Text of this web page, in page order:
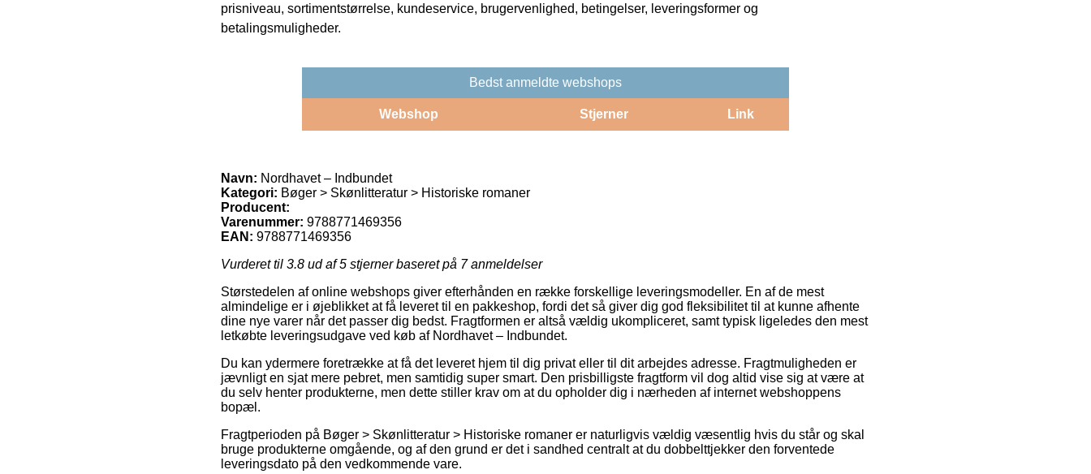
prisniveau, sortimentstørrelse, kundeservice, brugervenlighed, betingelser, leveringsformer og
betalingsmuligheder.
Bedst anmeldte webshops
Webshop Stjerner Link
Navn: Nordhavet – Indbundet
Kategori: Bøger > Skønlitteratur > Historiske romaner
Producent:
Varenummer: 9788771469356
EAN: 9788771469356
Vurderet til 3.8 ud af 5 stjerner baseret på 7anmeldelser
Størstedelen af online webshops giver efterhånden en række forskellige leveringsmodeller. En af de mest
almindelige er i øjeblikket at få leveret til en pakkeshop, fordi det så giver dig god fleksibilitet til at kunne afhente
dine nye varer når det passer dig bedst. Fragtformen er altså vældig ukompliceret, samt typisk ligeledes den mest
letkøbte leveringsudgave ved køb af Nordhavet – Indbundet.
Du kan ydermere foretrække at få det leveret hjem til dig privat eller til dit arbejdes adresse. Fragtmuligheden er
jævnligt en sjat mere pebret, men samtidig super smart. Den prisbilligste fragtform vil dog altid vise sig at være at
du selv henter produkterne, men dette stiller krav om at du opholder dig i nærheden af internet webshoppens
bopæl.
Fragtperioden på Bøger > Skønlitteratur > Historiske romaner er naturligvis vældig væsentlig hvis du står og skal
bruge produkterne omgående, og af den grund er det i sandhed centralt at du dobbelttjekker den forventede
leveringsdato på den vedkommende vare.